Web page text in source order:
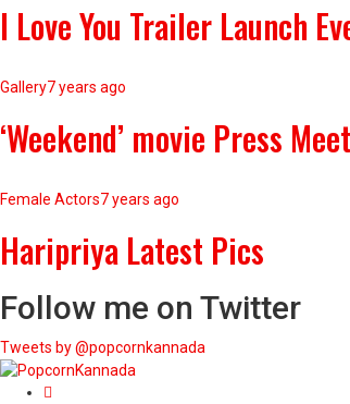
I Love You Trailer Launch
Gallery7 years ago
‘Weekend’ movie Press
Female Actors7 years ago
Haripriya Latest Pics
Follow me on Twitter
Tweets by @popcornkannada